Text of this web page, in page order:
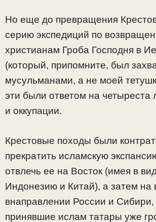
Но еще до превращения
серию экспедиций по
христианам Гроба Господня в
(который, припомните, был
мусульманами, а не моей
эти были ответом на четыреста
и оккупации.
Крестовые походы были
прекратить исламскую
отвлечь ее на Восток (имея в
Индонезию и Китай), а затем на
внаправлении России и Сибири,
принявшие ислам татары уже